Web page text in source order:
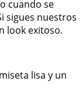
cuando se
sigues nuestros
look exitoso.
lisa y un